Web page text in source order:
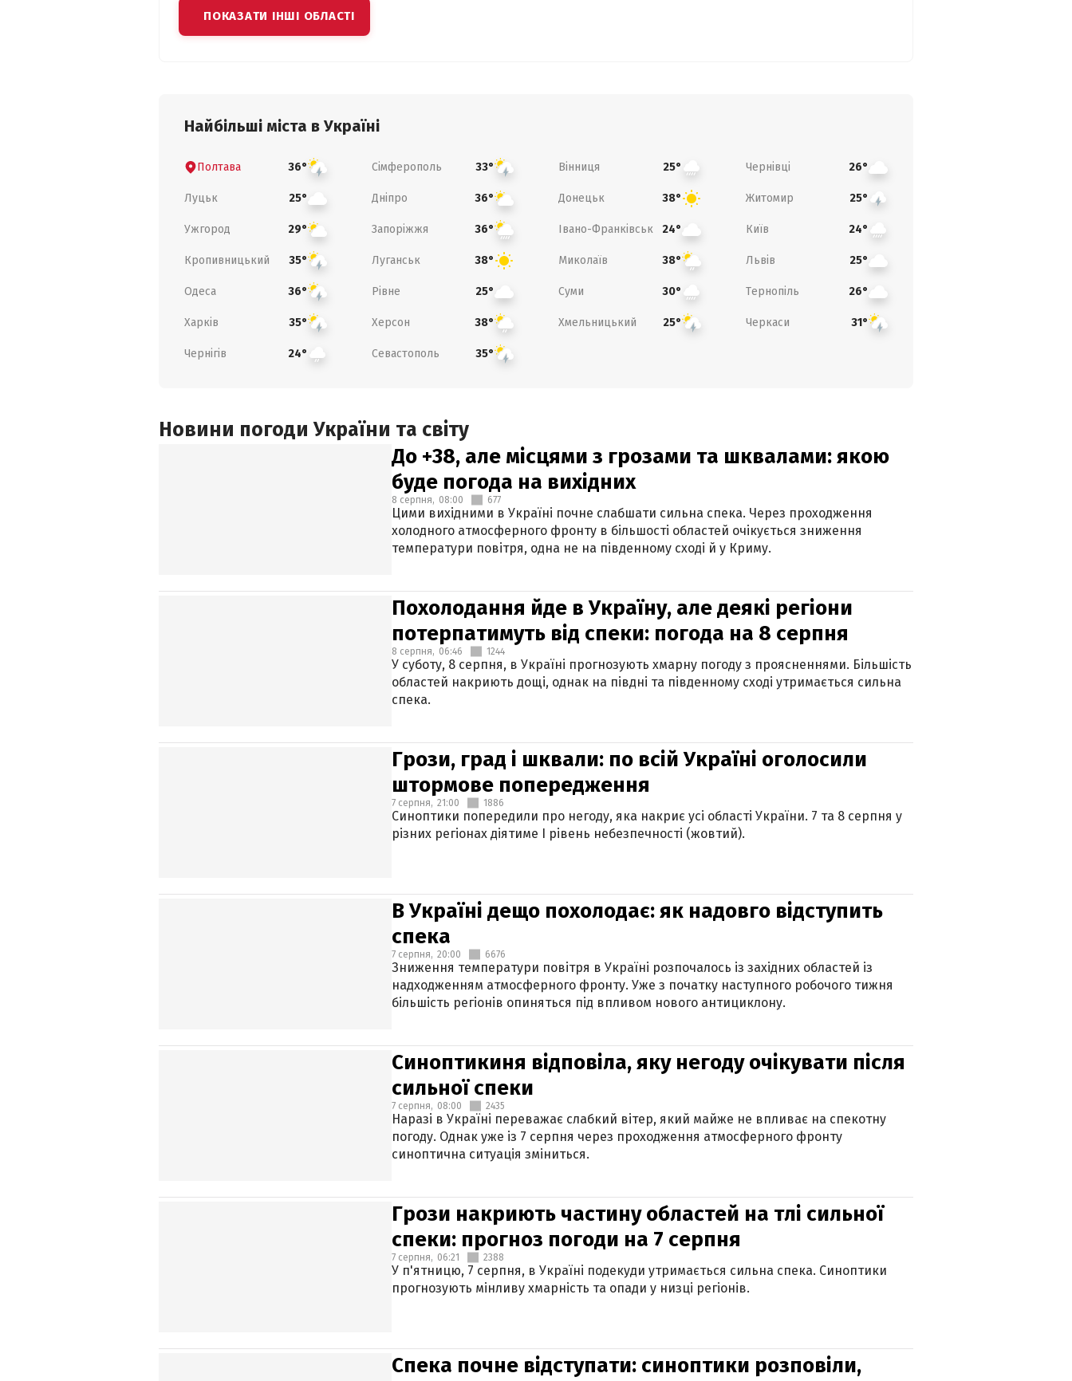
ПОКАЗАТИ ІНШІ ОБЛАСТІ
Найбільші міста в Україні
Полтава 36° Сімферополь 33° Вінниця 25° Чернівці 26°
Луцьк 25° Дніпро 36° Донецьк 38° Житомир 25°
Ужгород 29° Запоріжжя 36° Івано-Франківськ 24° Київ 24°
Кропивницький 35° Луганськ 38° Миколаїв 38° Львів 25°
Одеса 36° Рівне 25° Суми 30° Тернопіль 26°
Харків 35° Херсон 38° Хмельницький 25° Черкаси 31°
Чернігів 24° Севастополь 35°
Новини погоди України та світу
До +38, але місцями з грозами та шквалами: якою
буде погода на вихідних
8 серпня, 08:00 677
Цими вихідними в Україні почне слабшати сильна спека. Через проходження
холодного атмосферного фронту в більшості областей очікується зниження
температури повітря, одна не на південному сході й у Криму.
Похолодання йде в Україну, але деякі регіони
потерпатимуть від спеки: погода на 8 серпня
8 серпня, 06:46 1244
У суботу, 8 серпня, в Україні прогнозують хмарну погоду з проясненнями. Більшість
областей накриють дощі, однак на півдні та південному сході утримається сильна
спека.
Грози, град і шквали: по всій Україні оголосили
штормове попередження
7 серпня, 21:00 1886
Синоптики попередили про негоду, яка накриє усі області України. 7 та 8 серпня у
різних регіонах діятиме І рівень небезпечності (жовтий).
В Україні дещо похолодає: як надовго відступить
спека
7 серпня, 20:00 6676
Зниження температури повітря в Україні розпочалось із західних областей із
надходженням атмосферного фронту. Уже з початку наступного робочого тижня
більшість регіонів опиняться під впливом нового антициклону.
Синоптикиня відповіла, яку негоду очікувати після
сильної спеки
7 серпня, 08:00 2435
Наразі в Україні переважає слабкий вітер, який майже не впливає на спекотну
погоду. Однак уже із 7 серпня через проходження атмосферного фронту
синоптична ситуація зміниться.
Грози накриють частину областей на тлі сильної
спеки: прогноз погоди на 7 серпня
7 серпня, 06:21 2388
У п'ятницю, 7 серпня, в Україні подекуди утримається сильна спека. Синоптики
прогнозують мінливу хмарність та опади у низці регіонів.
Спека почне відступати: синоптики розповіли,